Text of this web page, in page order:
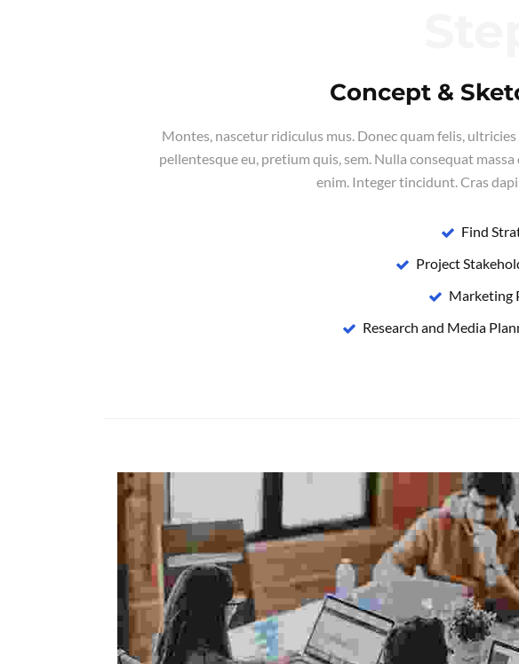
Concept &
Montes, nascetur ridiculus mus. Donec quam felis, ultricies
pellentesque eu, pretium quis, sem. Nulla consequat massa
enim. Integer tincidunt. Cras
Find
Project
Marketing
Research and Media